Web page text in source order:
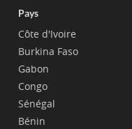
Pays
Côte d'Ivoire
Burkina Faso
Gabon
Congo
Sénégal
Bénin